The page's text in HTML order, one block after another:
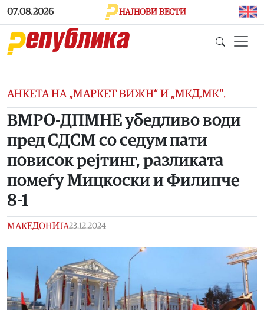
Skip to main content
07.08.2026 НАЈНОВИ ВЕСТИ
АНКЕТА НА „МАРКЕТ ВИЖН“ И „МКД.МК“.
ВМРО-ДПМНЕ убедливо води
пред СДСМ со седум пати
повисок рејтинг, разликата
помеѓу Мицкоски и Филипче
8-1
МАКЕДОНИЈА23.12.2024